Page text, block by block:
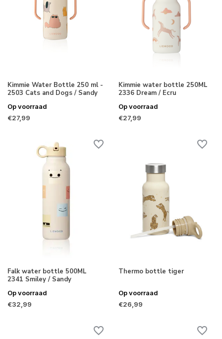
Kimmie Water Bottle 250 ml -
2503 Cats and Dogs / Sandy
Op voorraad
€27,99
Kimmie water bottle 250ML
2336 Dream / Ecru
Op voorraad
€27,99
Falk water bottle 500ML
2341 Smiley / Sandy
Op voorraad
€32,99
Thermo bottle tiger
Op voorraad
€26,99